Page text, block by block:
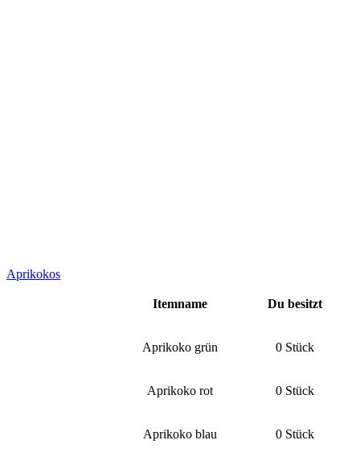
Aprikokos
Itemname Du besitzt
Aprikoko grün 0 Stück
Aprikoko rot 0 Stück
Aprikoko blau 0 Stück